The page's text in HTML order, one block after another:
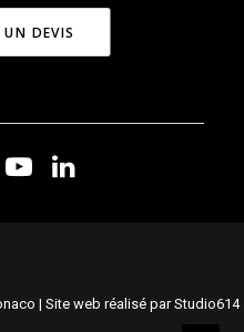
UN DEVIS
| Site web réalisé par Studio614